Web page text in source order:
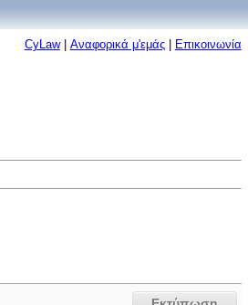
CyLaw| Αναφορικά μ'εμάς| Επικοινωνία